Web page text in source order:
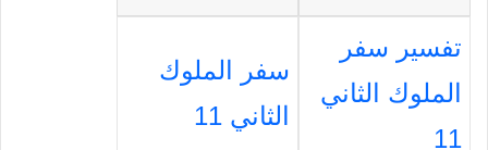
تفسير سفر
الملوك الثاني
11
سفر الملوك
الثاني 11